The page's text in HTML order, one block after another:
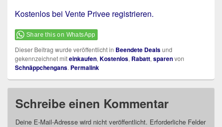
Kostenlos bei Vente Privee registrieren.
Share this on WhatsApp
Dieser Beitrag wurde veröffentlicht in Beendete Dealsund
gekennzeichnet miteinkaufen, Kostenlos, Rabatt, sparenvon
Schnäppchengans. Permalink
Schreibe einen Kommentar
Deine E-Mail-Adresse wird nicht veröffentlicht. Erforderliche Felder